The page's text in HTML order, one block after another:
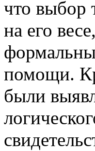
что выбор
на его
помощи.
были